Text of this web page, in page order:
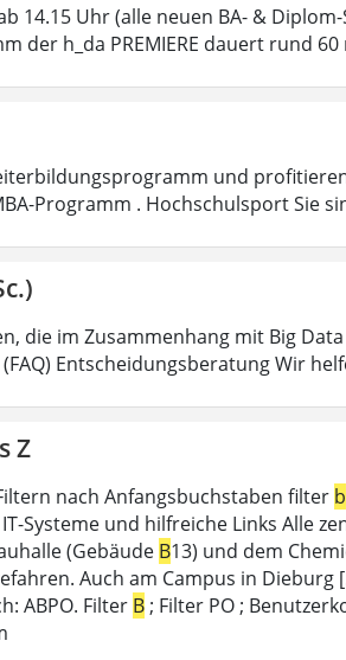
14.15 Uhr (alle neuen BA- &
der h_da PREMIERE dauert rund
und
Programm . Hochschulsport Sie
die im Zusammenhang mit Big
Entscheidungsberatung Wir
Z
nach Anfangsbuchstaben filter b
IT-Systeme und hilfreiche Links Alle
(Gebäude B13) und dem
Auch am Campus in
ABPO. Filter B ; Filter PO ;